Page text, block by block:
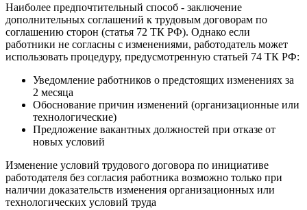
Наиболее предпочтительный способ - заключение
дополнительных соглашений к трудовым договорам по
соглашению сторон (статья 72 ТК РФ). Однако если
работники не согласны с изменениями, работодатель может
использовать процедуру, предусмотренную статьей 74 ТК РФ:
Уведомление работников о предстоящих изменениях за
2 месяца
Обоснование причин изменений (организационные или
технологические)
Предложение вакантных должностей при отказе от
новых условий
Изменение условий трудового договора по инициативе
работодателя без согласия работника возможно только при
наличии доказательств изменения организационных или
технологических условий труда